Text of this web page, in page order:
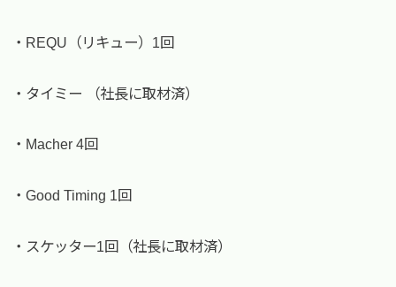
・REQU（リキュー）1回
・タイミー （社長に取材済）
・Macher 4回
・Good Timing 1回
・スケッター1回（社長に取材済）